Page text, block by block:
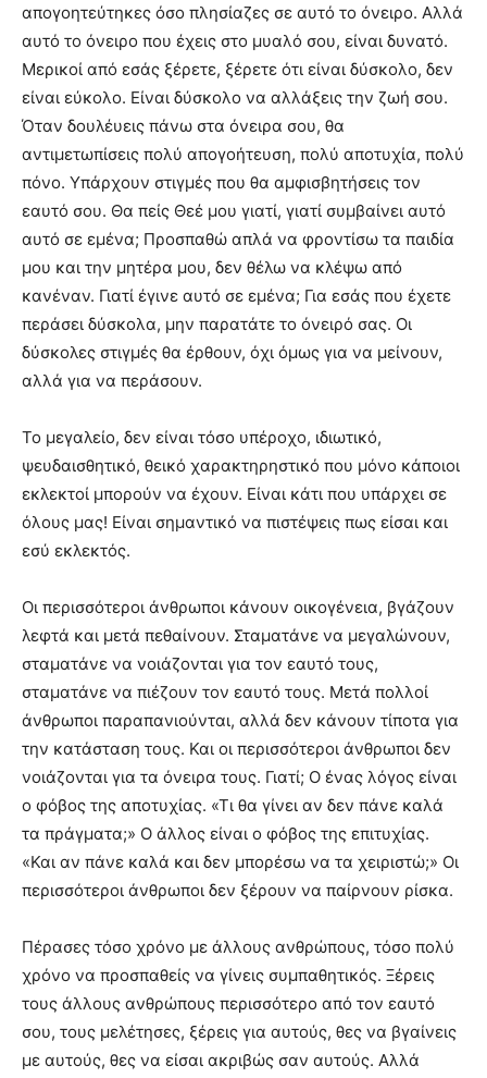
απογοητεύτηκες όσο πλησίαζες σε αυτό το όνειρο. Αλλά
αυτό το όνειρο που έχεις στο μυαλό σου, είναι δυνατό.
Μερικοί από εσάς ξέρετε, ξέρετε ότι είναι δύσκολο, δεν
είναι εύκολο. Είναι δύσκολο να αλλάξεις την ζωή σου.
Όταν δουλέυεις πάνω στα όνειρα σου, θα
αντιμετωπίσεις πολύ απογοήτευση, πολύ αποτυχία, πολύ
πόνο. Υπάρχουν στιγμές που θα αμφισβητήσεις τον
εαυτό σου. Θα πείς Θεέ μου γιατί, γιατί συμβαίνει αυτό
αυτό σε εμένα; Προσπαθώ απλά να φροντίσω τα παιδία
μου και την μητέρα μου, δεν θέλω να κλέψω από
κανέναν. Γιατί έγινε αυτό σε εμένα; Για εσάς που έχετε
περάσει δύσκολα, μην παρατάτε το όνειρό σας. Οι
δύσκολες στιγμές θα έρθουν, όχι όμως για να μείνουν,
αλλά για να περάσουν.
Το μεγαλείο, δεν είναι τόσο υπέροχο, ιδιωτικό,
ψευδαισθητικό, θεικό χαρακτηρηστικό που μόνο κάποιοι
εκλεκτοί μπορούν να έχουν. Είναι κάτι που υπάρχει σε
όλους μας! Είναι σημαντικό να πιστέψεις πως είσαι και
εσύ εκλεκτός.
Οι περισσότεροι άνθρωποι κάνουν οικογένεια, βγάζουν
λεφτά και μετά πεθαίνουν. Σταματάνε να μεγαλώνουν,
σταματάνε να νοιάζονται για τον εαυτό τους,
σταματάνε να πιέζουν τον εαυτό τους. Μετά πολλοί
άνθρωποι παραπανιούνται, αλλά δεν κάνουν τίποτα για
την κατάσταση τους. Και οι περισσότεροι άνθρωποι δεν
νοιάζονται για τα όνειρα τους. Γιατί; Ο ένας λόγος είναι
ο φόβος της αποτυχίας. «Τι θα γίνει αν δεν πάνε καλά
τα πράγματα;» Ο άλλος είναι ο φόβος της επιτυχίας.
«Και αν πάνε καλά και δεν μπορέσω να τα χειριστώ;» Οι
περισσότεροι άνθρωποι δεν ξέρουν να παίρνουν ρίσκα.
Πέρασες τόσο χρόνο με άλλους ανθρώπους, τόσο πολύ
χρόνο να προσπαθείς να γίνεις συμπαθητικός. Ξέρεις
τους άλλους ανθρώπους περισσότερο από τον εαυτό
σου, τους μελέτησες, ξέρεις για αυτούς, θες να βγαίνεις
με αυτούς, θες να είσαι ακριβώς σαν αυτούς. Αλλά